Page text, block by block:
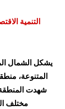
التنمية
يشكل الشمال
المتنوعة،
شهدت
مختلف